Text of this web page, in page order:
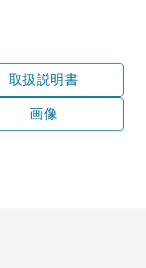
取扱説明書
画像